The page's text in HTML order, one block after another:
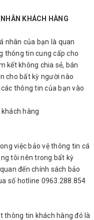
KHÁCH HÀNG
nhân của bạn là quan
thông tin cung cấp cho
kết không chia sẻ, bán
cho bất kỳ người nào
thông tin của bạn vào
hàng
việc bảo vệ thông tin cá
tôi nên trong bất kỳ
đến chính sách bảo
số hotline 0963.288.854
thông tin khách hàng đó là